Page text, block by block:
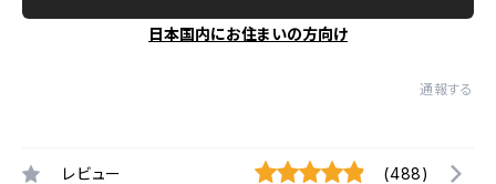
日本国内にお住まいの方向け
通報する
レビュー (488)